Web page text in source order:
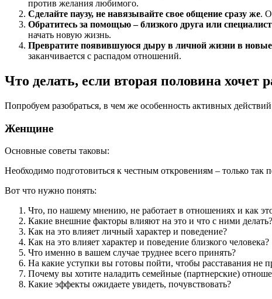
против желания любимого.
Сделайте паузу, не навязывайте свое общение сразу же.
Обратитесь за помощью – близкого друга или
начать новую жизнь.
Превратите появившуюся дыру в личной жизни в
заканчивается с распадом отношений.
Что делать, если вторая половина хочет
Попробуем разобраться, в чем же особенность активных
Женщине
Основные советы таковы:
Необходимо подготовиться к честным откровениям – только так
Вот что нужно понять:
Что, по нашему мнению, не работает в отношениях и как
Какие внешние факторы влияют на это и что с ними делать?
Как на это влияет личный характер и поведение?
Как на это влияет характер и поведение близкого человека?
Что именно в вашем случае труднее всего принять?
На какие уступки вы готовы пойти, чтобы расставания не
Почему вы хотите наладить семейные (партнерские)
Какие эффекты ожидаете увидеть, почувствовать?